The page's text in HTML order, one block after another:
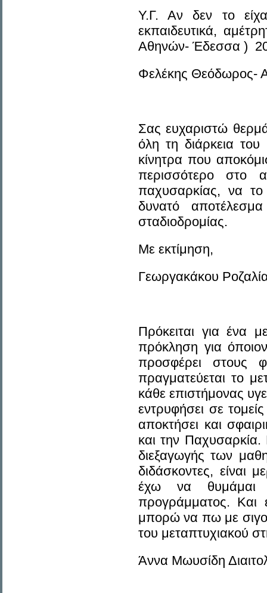
Υ.Γ. Αν δεν το
εκπαιδευτικά,
Αθηνών- Έδεσσα )
Φελέκης Θεόδωρος-
Σας ευχαριστώ
όλη τη διάρκεια
κίνητρα που
περισσότερο στο
παχυσαρκίας, να
δυνατό
σταδιοδρομίας.
Με εκτίμηση,
Γεωργακάκου
Πρόκειται για ένα
πρόκληση για
προσφέρει στους
πραγματεύεται το
κάθε επιστήμονας
εντρυφήσει σε
αποκτήσει και
και την
διεξαγωγής των
διδάσκοντες, είναι
έχω να θυμάμαι
προγράμματος. Και
μπορώ να πω με
του μεταπτυχιακού
Άννα Μωυσίδη